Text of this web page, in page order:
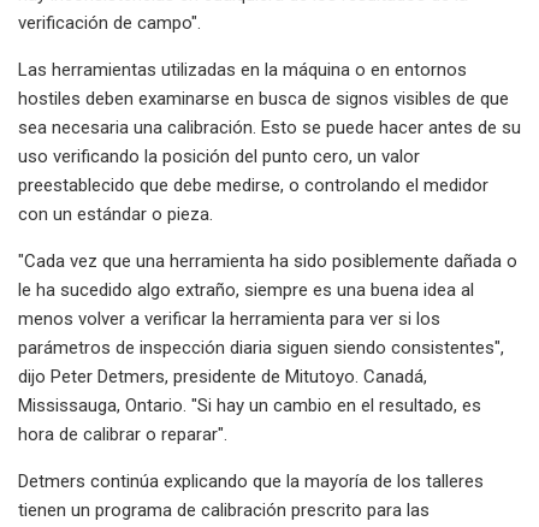
verificación de campo".
Las herramientas utilizadas en la máquina o en entornos
hostiles deben examinarse en busca de signos visibles de que
sea necesaria una calibración. Esto se puede hacer antes de su
uso verificando la posición del punto cero, un valor
preestablecido que debe medirse, o controlando el medidor
con un estándar o pieza.
"Cada vez que una herramienta ha sido posiblemente dañada o
le ha sucedido algo extraño, siempre es una buena idea al
menos volver a verificar la herramienta para ver si los
parámetros de inspección diaria siguen siendo consistentes",
dijo Peter Detmers, presidente de Mitutoyo. Canadá,
Mississauga, Ontario. "Si hay un cambio en el resultado, es
hora de calibrar o reparar".
Detmers continúa explicando que la mayoría de los talleres
tienen un programa de calibración prescrito para las